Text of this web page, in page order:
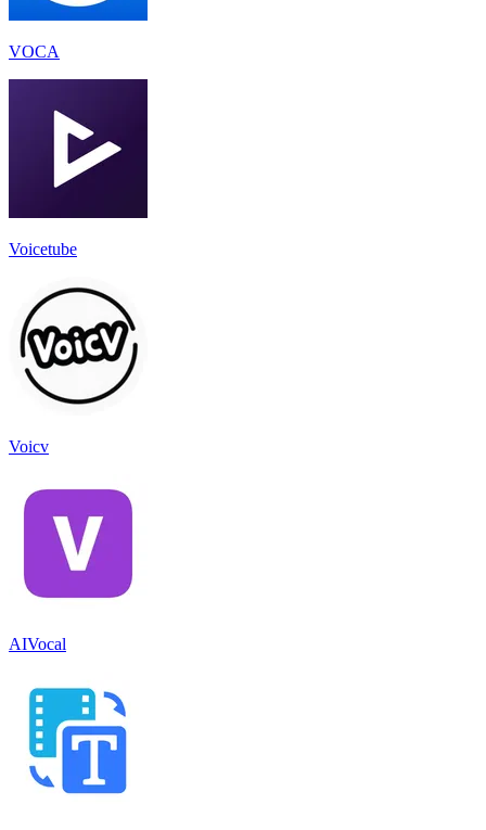
VOCA
Voicetube
Voicv
AIVocal